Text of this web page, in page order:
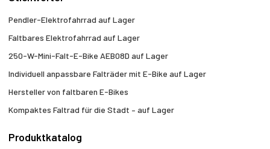
Pendler-Elektrofahrrad auf Lager
Faltbares Elektrofahrrad auf Lager
250-W-Mini-Falt-E-Bike AEB08D auf Lager
Individuell anpassbare Falträder mit E-Bike auf Lager
Hersteller von faltbaren E-Bikes
Kompaktes Faltrad für die Stadt – auf Lager
Produktkatalog